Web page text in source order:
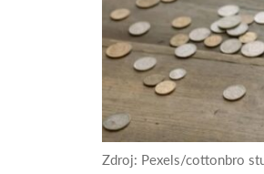
Zdroj: Pexels/cottonbro